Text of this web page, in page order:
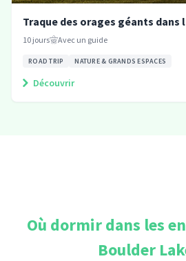
Traque des orages géants dans
10 jours Avec un guide
ROAD TRIP NATURE & GRANDS ESPACES
Découvrir
Où dormir dans les
Boulder